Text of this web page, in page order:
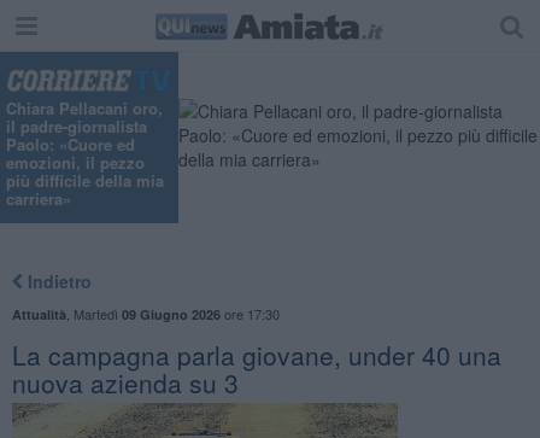
Chiara Pellacani oro,
il padre-giornalista
Paolo: «Cuore ed
emozioni, il pezzo
più difficile della mia
carriera»
Indietro
Attualità Martedì 09 Giugno 2026ore 17:30
La campagna parla giovane, under 40 una
nuova azienda su 3